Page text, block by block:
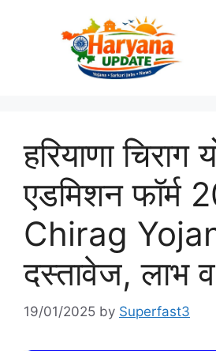
हरियाणा चिराग
एडमिशन फॉर्म
Chirag
दस्तावेज, लाभ व
19/01/2025 by Superfast3